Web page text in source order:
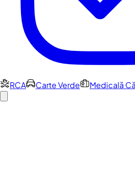
RCA Carte Verde Medicală